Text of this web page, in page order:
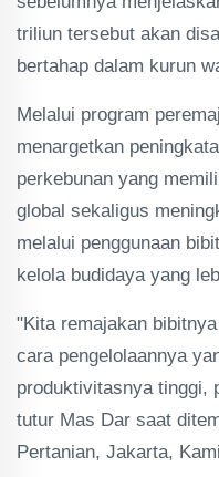
triliun tersebut akan
bertahap dalam kurun
Melalui program
menargetkan
perkebunan yang
global sekaligus
melalui penggunaan
kelola budidaya yang
"Kita remajakan
cara pengelolaannya
produktivitasnya tinggi,
tutur Mas Dar saat
Pertanian, Jakarta,